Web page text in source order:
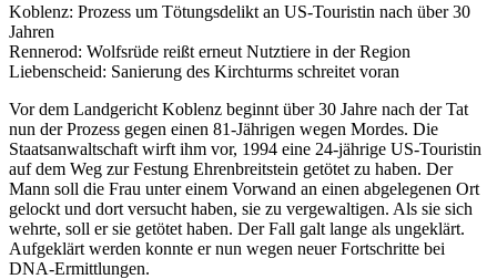
Koblenz: Prozess um Tötungsdelikt an US-Touristin nach über 30
Jahren
Rennerod: Wolfsrüde reißt erneut Nutztiere in der Region
Liebenscheid: Sanierung des Kirchturms schreitet voran
Vor dem Landgericht Koblenz beginnt über 30 Jahre nach der Tat
nun der Prozess gegen einen 81-Jährigen wegen Mordes. Die
Staatsanwaltschaft wirft ihm vor, 1994 eine 24-jährige US-Touristin
auf dem Weg zur Festung Ehrenbreitstein getötet zu haben. Der
Mann soll die Frau unter einem Vorwand an einen abgelegenen Ort
gelockt und dort versucht haben, sie zu vergewaltigen. Als sie sich
wehrte, soll er sie getötet haben. Der Fall galt lange als ungeklärt.
Aufgeklärt werden konnte er nun wegen neuer Fortschritte bei
DNA-Ermittlungen.